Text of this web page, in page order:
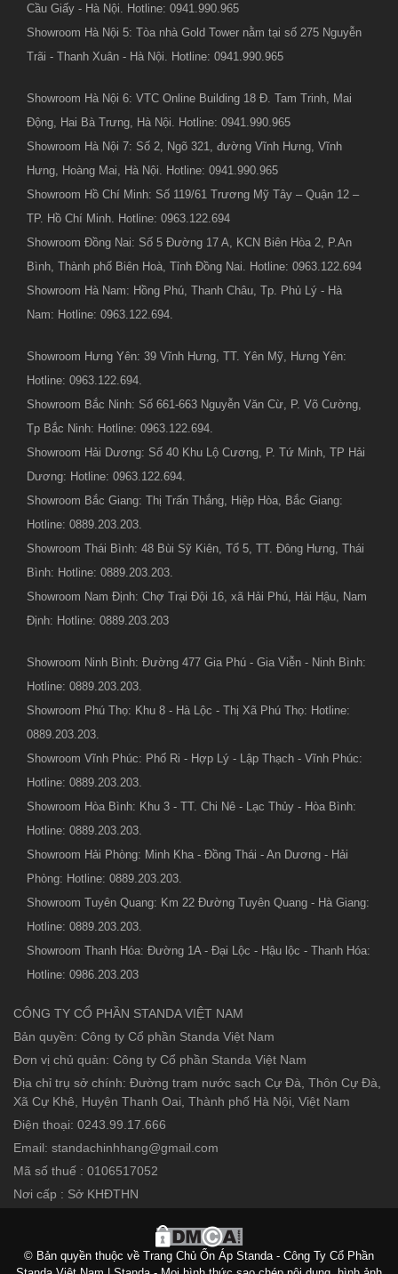
Cầu Giấy - Hà Nội. Hotline: 0941.990.965
Showroom Hà Nội 5: Tòa nhà Gold Tower nằm tại số 275 Nguyễn
Trãi - Thanh Xuân - Hà Nội. Hotline: 0941.990.965
Showroom Hà Nội 6: VTC Online Building 18 Đ. Tam Trinh, Mai
Động, Hai Bà Trưng, Hà Nội. Hotline: 0941.990.965
Showroom Hà Nội 7: Số 2, Ngõ 321, đường Vĩnh Hưng, Vĩnh
Hưng, Hoàng Mai, Hà Nội. Hotline: 0941.990.965
Showroom Hồ Chí Minh: Số 119/61 Trương Mỹ Tây – Quận 12 –
TP. Hồ Chí Minh. Hotline: 0963.122.694
Showroom Đồng Nai: Số 5 Đường 17 A, KCN Biên Hòa 2, P.An
Bình, Thành phố Biên Hoà, Tỉnh Đồng Nai. Hotline: 0963.122.694
Showroom Hà Nam: Hồng Phú, Thanh Châu, Tp. Phủ Lý - Hà
Nam: Hotline: 0963.122.694.
Showroom Hưng Yên: 39 Vĩnh Hưng, TT. Yên Mỹ, Hưng Yên:
Hotline: 0963.122.694.
Showroom Bắc Ninh: Số 661-663 Nguyễn Văn Cừ, P. Võ Cường,
Tp Bắc Ninh: Hotline: 0963.122.694.
Showroom Hải Dương: Số 40 Khu Lộ Cương, P. Tứ Minh, TP Hải
Dương: Hotline: 0963.122.694.
Showroom Bắc Giang: Thị Trấn Thắng, Hiệp Hòa, Bắc Giang:
Hotline: 0889.203.203.
Showroom Thái Bình: 48 Bùi Sỹ Kiên, Tổ 5, TT. Đông Hưng, Thái
Bình: Hotline: 0889.203.203.
Showroom Nam Định: Chợ Trại Đội 16, xã Hải Phú, Hải Hậu, Nam
Định: Hotline: 0889.203.203
Showroom Ninh Bình: Đường 477 Gia Phú - Gia Viễn - Ninh Bình:
Hotline: 0889.203.203.
Showroom Phú Thọ: Khu 8 - Hà Lộc - Thị Xã Phú Thọ: Hotline:
0889.203.203.
Showroom Vĩnh Phúc: Phố Ri - Hợp Lý - Lập Thạch - Vĩnh Phúc:
Hotline: 0889.203.203.
Showroom Hòa Bình: Khu 3 - TT. Chi Nê - Lạc Thủy - Hòa Bình:
Hotline: 0889.203.203.
Showroom Hải Phòng: Minh Kha - Đồng Thái - An Dương - Hải
Phòng: Hotline: 0889.203.203.
Showroom Tuyên Quang: Km 22 Đường Tuyên Quang - Hà Giang:
Hotline: 0889.203.203.
Showroom Thanh Hóa: Đường 1A - Đại Lộc - Hậu lộc - Thanh Hóa:
Hotline: 0986.203.203
CÔNG TY CỔ PHẦN STANDA VIỆT NAM
Bản quyền: Công ty Cổ phần Standa Việt Nam
Đơn vị chủ quản: Công ty Cổ phần Standa Việt Nam
Địa chỉ trụ sở chính: Đường trạm nước sạch Cự Đà, Thôn Cự Đà,
Xã Cự Khê, Huyện Thanh Oai, Thành phố Hà Nội, Việt Nam
Điện thoại: 0243.99.17.666
Email: standachinhhang@gmail.com
Mã số thuế : 0106517052
Nơi cấp : Sở KHĐTHN
© Bản quyền thuộc về Trang Chủ Ổn Áp Standa - Công Ty Cổ Phần